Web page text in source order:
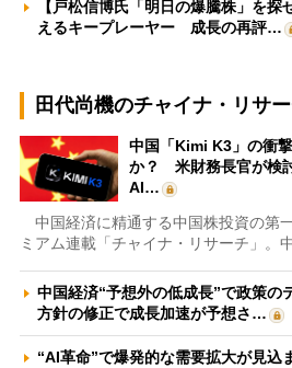
【戸松信博氏「明日の爆騰株」を
えるキープレーヤー 成長の再評…
田代尚機のチャイナ・リサ
中国「Kimi K3」の衝
か？ 米財務長官が検
AI…
中国経済に精通する中国株投資の第
ミアム連載「チャイナ・リサーチ」。
中国経済“予想外の低成長”で政策
方針の修正で成長加速が予想さ…
“AI革命”で爆発的な需要拡大が見込